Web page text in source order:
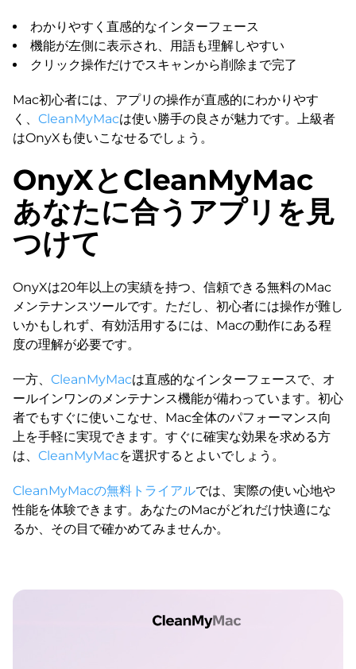
わかりやすく直感的なインターフェース
機能が左側に表示され、用語も理解しやすい
クリック操作だけでスキャンから削除まで完了
Mac初心者には、アプリの操作が直感的にわかりやす
く、 CleanMyMacは使い勝手の良さが魅力です。上級者
はOnyXも使いこなせるでしょう。
OnyXとCleanMyMac
あなたに合うアプリを見
つけて
OnyXは20年以上の実績を持つ、信頼できる無料のMac
メンテナンスツールです。ただし、初心者には操作が難し
いかもしれず、有効活用するには、Macの動作にある程
度の理解が必要です。
一方、 CleanMyMacは直感的なインターフェースで、オ
ールインワンのメンテナンス機能が備わっています。初心
者でもすぐに使いこなせ、Mac全体のパフォーマンス向
上を手軽に実現できます。すぐに確実な効果を求める方
は、 CleanMyMacを選択するとよいでしょう。
CleanMyMacの無料トライアルでは、実際の使い心地や
性能を体験できます。あなたのMacがどれだけ快適にな
るか、その目で確かめてみませんか。